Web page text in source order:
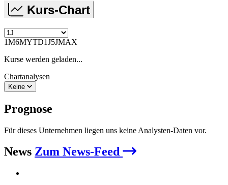
Kurs-Chart
1M6MYTD1J5JMAX
Kurse werden geladen...
Chartanalysen
Keine
Prognose
Für dieses Unternehmen liegen uns keine Analysten-Daten vor.
News Zum News-Feed